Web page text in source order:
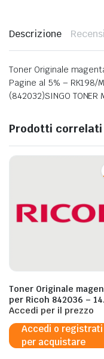
Descrizione
Toner Originale
Pagine al 5% – RK198/
(842032)SINGO TONER
Prodotti correlati
Toner Originale
per Ricoh 842036 –
Pagine al 5%
Accedi per il prezzo
Accedi o registrati
per acquistare